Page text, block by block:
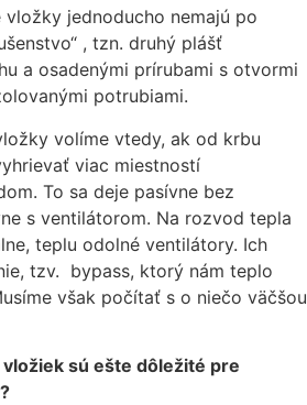
jednoducho nemajú po
, tzn. druhý plášť
a osadenými prírubami s otvormi
potrubiami.
volíme vtedy, ak od krbu
viac miestností
To sa deje pasívne bez
s ventilátorom. Na rozvod tepla
teplu odolné ventilátory. Ich
tzv. bypass, ktorý nám teplo
však počítať s o niečo väčšou
sú ešte dôležité pre